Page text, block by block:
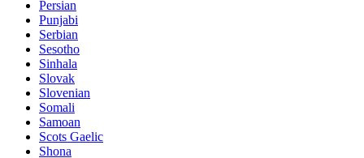
Persian
Punjabi
Serbian
Sesotho
Sinhala
Slovak
Slovenian
Somali
Samoan
Scots Gaelic
Shona